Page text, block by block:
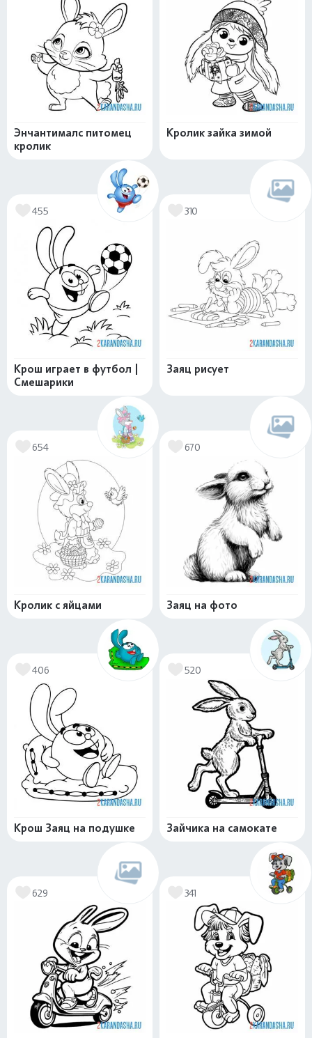
Энчантималс питомец
кролик
Кролик зайка зимой
455
Крош играет в футбол |
Смешарики
310
Заяц рисует
654
Кролик с яйцами
670
Заяц на фото
406
Крош Заяц на подушке
520
Зайчика на самокате
629 341